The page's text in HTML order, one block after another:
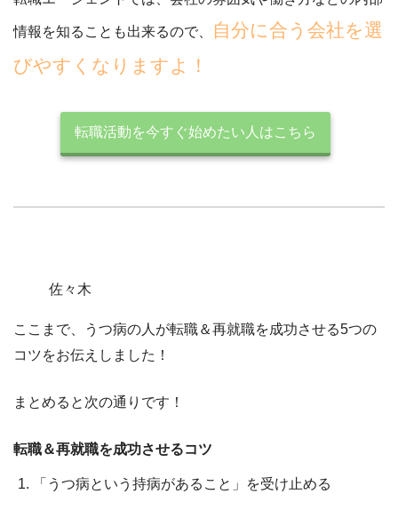
情報を知ることも出来るので、
自分に合う会社を選
びやすくなりますよ！
転職活動を今すぐ始めたい人はこちら
佐々木
ここまで、うつ病の人が転職＆再就職を成功させる5つの
コツをお伝えしました！
まとめると次の通りです！
転職＆再就職を成功させるコツ
「うつ病という持病があること」を受け止める